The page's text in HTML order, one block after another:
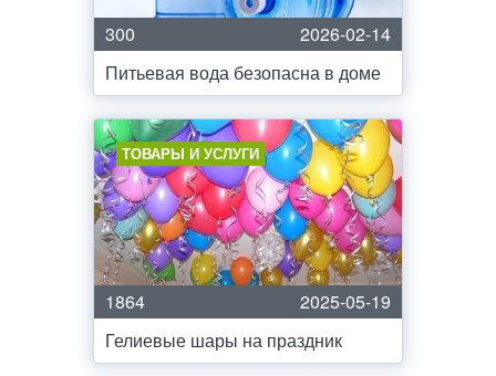
300
2026-02-14
Питьевая вода безопасна в доме
ТОВАРЫ И УСЛУГИ
1864
2025-05-19
Гелиевые шары на праздник